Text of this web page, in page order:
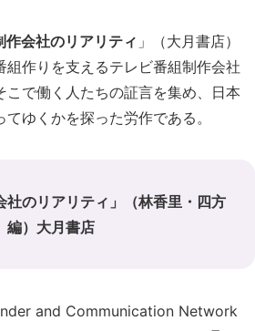
作会社のリアリティ 」（大月書店）
組作りを支えるテレビ番組制作会社
こで働く人たちの証言を集め、日本
ゆくかを探った労作である。
社のリアリティ」（林香里・四方
）大月書店
and Communication Network